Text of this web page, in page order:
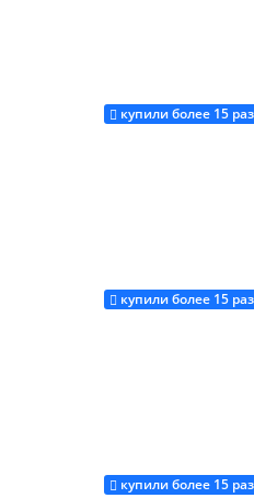
Купить
купили более 15 раз
Купить
купили более 15 раз
Купить
купили более 15 раз